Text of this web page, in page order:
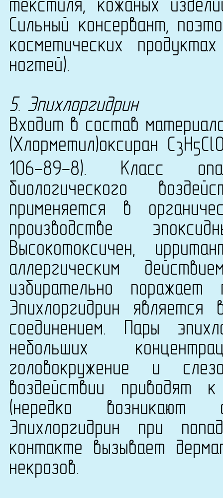
текстиля, кожаных
Сильный консервант,
косметических
ногтей).
5. Эпихлоргидрин
Входит в состав
(Хлорметил)оксиран C3H5
106-89-8). Класс
биологического
применяется в
производстве
Высокотоксичен,
аллергическим
избирательно
Эпихлоргидрин является
соединением. Пары
небольших
головокружение и
воздействии приводят
(нередко возникают
Эпихлоргидрин при
контакте вызывает
некрозов.